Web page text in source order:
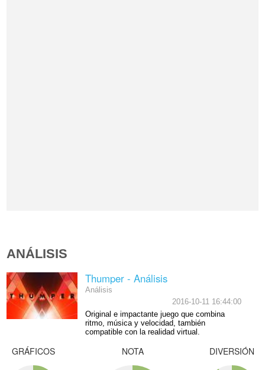
ANÁLISIS
Thumper - Análisis
Análisis
2016-10-11 16:44:00
Original e impactante juego que combina
ritmo, música y velocidad, también
compatible con la realidad virtual.
GRÁFICOS NOTA DIVERSIÓN